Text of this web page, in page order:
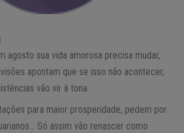
agosto sua vida amorosa precisa mudar,
apontam que se isso não acontecer,
vão vir à tona.
para maior prosperidade, pedem por
Só assim vão renascer como